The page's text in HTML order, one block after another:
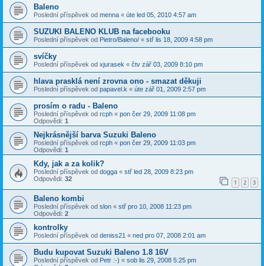
Baleno
Poslední příspěvek od menna « úte led 05, 2010 4:57 am
SUZUKI BALENO KLUB na facebooku
Poslední příspěvek od Pietro/Baleno/ « stř lis 18, 2009 4:58 pm
svíčky
Poslední příspěvek od xjurasek « čtv zář 03, 2009 8:10 pm
hlava prasklá není zrovna ono - smazat děkuji
Poslední příspěvek od papavel.k « úte zář 01, 2009 2:57 pm
prosím o radu - Baleno
Poslední příspěvek od rcph « pon čer 29, 2009 11:08 pm
Odpovědi: 1
Nejkrásnější barva Suzuki Baleno
Poslední příspěvek od rcph « pon čer 29, 2009 11:03 pm
Odpovědi: 1
Kdy, jak a za kolik?
Poslední příspěvek od dogga « stř led 28, 2009 8:23 pm
Odpovědi: 32 1 2 3
Baleno kombi
Poslední příspěvek od slon « stř pro 10, 2008 11:23 pm
Odpovědi: 2
kontrolky
Poslední příspěvek od deniss21 « ned pro 07, 2008 2:01 am
Budu kupovat Suzuki Baleno 1.8 16V
Poslední příspěvek od Petr :-) « sob lis 29, 2008 5:25 pm